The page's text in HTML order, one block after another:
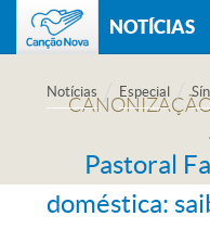
NOTÍCIAS
Notícias Especial
Pastoral
doméstica: